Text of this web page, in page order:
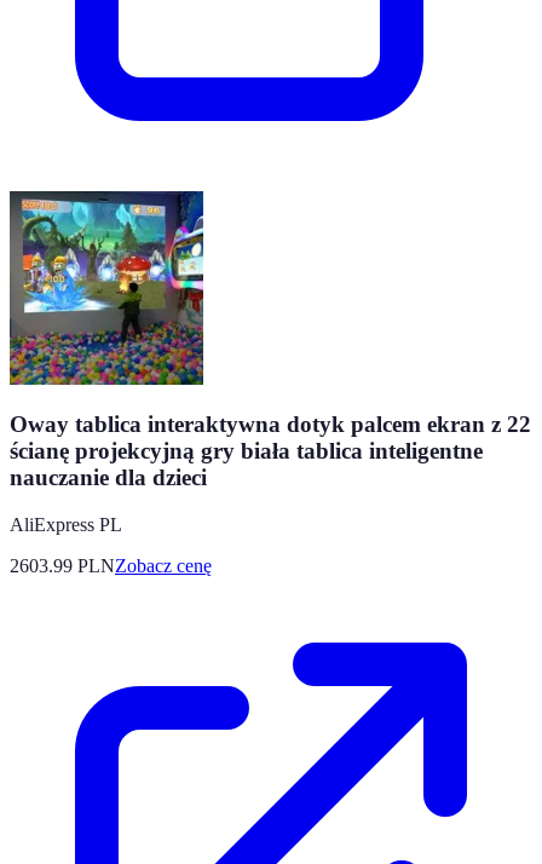
Oway tablica interaktywna dotyk palcem ekran z 22
ścianę projekcyjną gry biała tablica inteligentne
nauczanie dla dzieci
AliExpress PL
2603.99 PLNZobacz cenę